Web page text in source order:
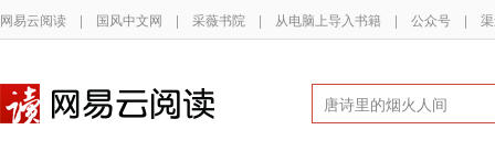
网易云阅读 | 国风中文网 | 采薇书院 | 从电脑上导入书籍 | 公众号 |